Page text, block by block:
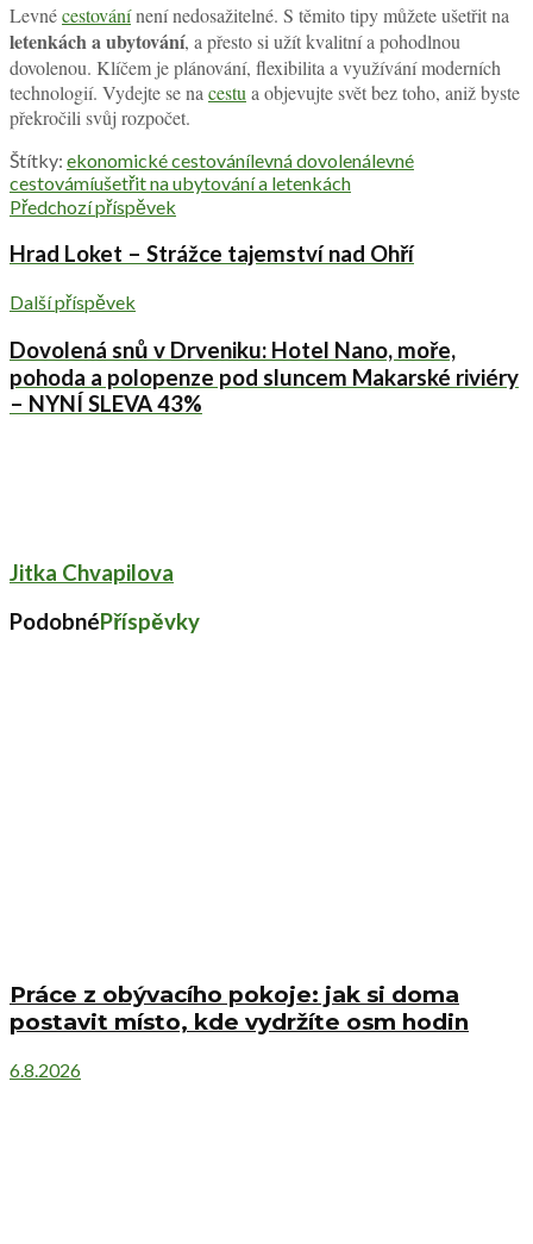
Levnécestovánínení nedosažitelné. S těmito tipy můžete ušetřit na
letenkách a ubytování, a přesto si užít kvalitní a pohodlnou
dovolenou. Klíčem je plánování, flexibilita a využívání moderních
technologií. Vydejte se na cestu a objevujte svět bez toho, aniž byste
překročili svůj rozpočet.
Štítky: ekonomické cestovánílevná dovolenálevné
cestovámíušetřit na ubytování a letenkách
Předchozí příspěvek
Hrad Loket – Strážce tajemství nad Ohří
Další příspěvek
Dovolená snů v Drveniku: Hotel Nano, moře,
pohoda a polopenze pod sluncem Makarské riviéry
– NYNÍ SLEVA 43%
Jitka Chvapilova
PodobnéPříspěvky
Práce z obývacího pokoje: jak si doma
postavit místo, kde vydržíte osm hodin
6.8.2026